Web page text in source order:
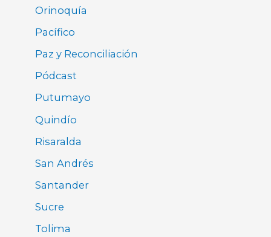
Orinoquía
Pacífico
Paz y Reconciliación
Pódcast
Putumayo
Quindío
Risaralda
San Andrés
Santander
Sucre
Tolima